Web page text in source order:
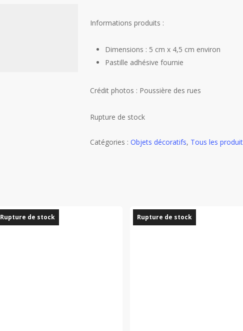
Informations produits :
Dimensions : 5 cm x 4,5 cm environ
Pastille adhésive fournie
Crédit photos : Poussière des rues
Rupture de stock
Catégories : Objets décoratifs, Tous les
Rupture de stock Rupture de stock